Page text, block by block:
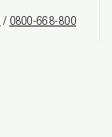
/ 0800-668-800